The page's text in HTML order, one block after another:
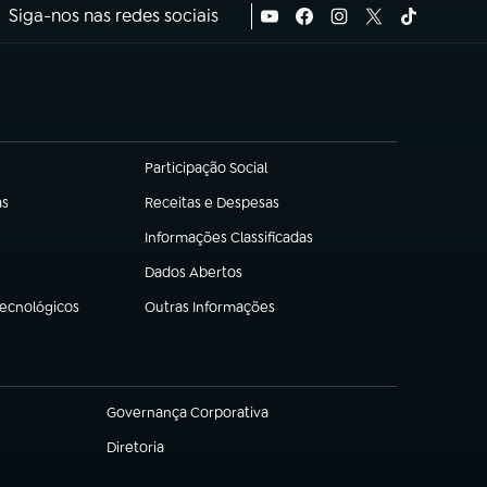
Siga-nos nas redes sociais
Participação Social
(abre em nova aba)
Receitas e Despesas
(abre em nova aba)
Informações Classificadas
(abre em nova aba)
Dados Abertos
(abre em nova aba)
Outras Informações
(abre em nova aba)
Governança Corporativa
(abre em nova aba)
Diretoria
(abre em nova aba)